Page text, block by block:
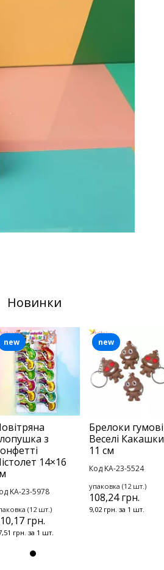
Новинки
з
14×16
KA-23-5978
(12 шт.)
грн.
грн. за 1 шт.
new
Брелоки гумові
Веселі Какашки
11 см
Код KA-23-5524
упаковка (12 шт.)
108,24 грн.
9,02 грн. за 1 шт.
new